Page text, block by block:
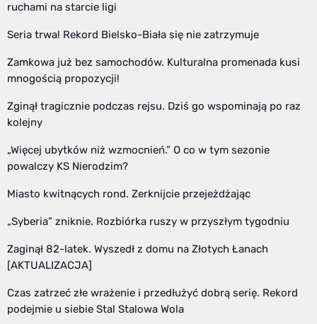
ruchami na starcie ligi
Seria trwa! Rekord Bielsko-Biała się nie zatrzymuje
Zamkowa już bez samochodów. Kulturalna promenada kusi
mnogością propozycji!
Zginął tragicznie podczas rejsu. Dziś go wspominają po raz
kolejny
„Więcej ubytków niż wzmocnień.” O co w tym sezonie
powalczy KS Nierodzim?
Miasto kwitnących rond. Zerknijcie przejeżdżając
„Syberia” zniknie. Rozbiórka ruszy w przyszłym tygodniu
Zaginął 82-latek. Wyszedł z domu na Złotych Łanach
[AKTUALIZACJA]
Czas zatrzeć złe wrażenie i przedłużyć dobrą serię. Rekord
podejmie u siebie Stal Stalowa Wola